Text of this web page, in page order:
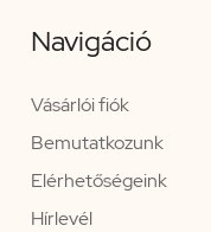
Navigáció
Vásárlói fiók
Bemutatkozunk
Elérhetőségeink
Hírlevél